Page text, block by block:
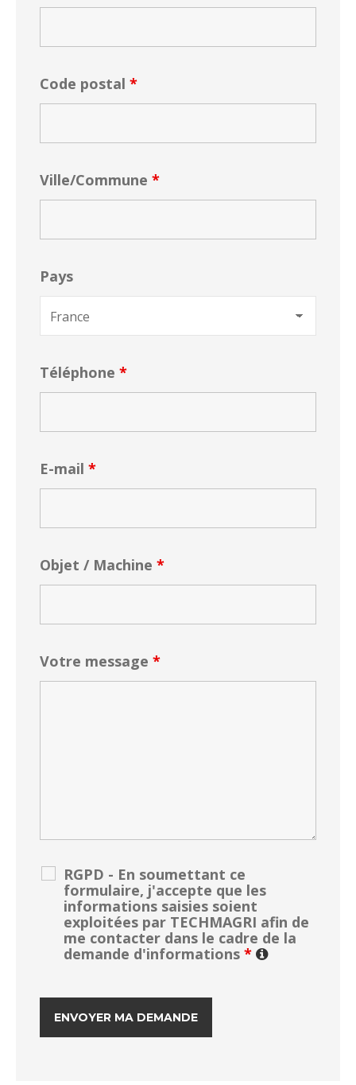
Code postal *
Ville/Commune *
Pays
Téléphone *
E-mail *
Objet / Machine *
Votre message *
RGPD - En soumettant ce
formulaire, j'accepte que les
informations saisies soient
exploitées par TECHMAGRI afin de
me contacter dans le cadre de la
demande d'informations *